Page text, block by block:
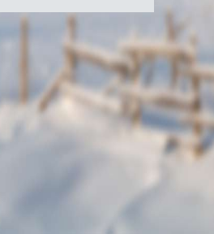
Canada